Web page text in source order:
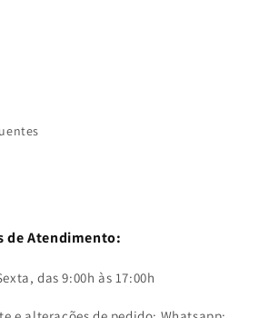
de Atendimento:
das 9:00h às 17:00h